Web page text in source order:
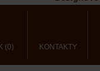
(0) KONTAKTY